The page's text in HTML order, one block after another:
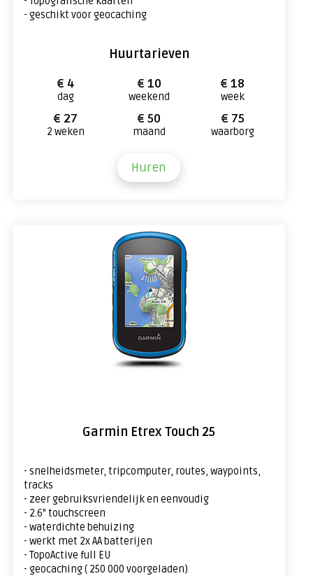
- geschikt voor geocaching
Huurtarieven
€ 4
dag
€ 10
weekend
€ 18
week
€ 27
2 weken
€ 50
maand
€ 75
waarborg
Huren
Garmin Etrex Touch 25
- snelheidsmeter, tripcomputer, routes, waypoints,
tracks
- zeer gebruiksvriendelijk en eenvoudig
- 2.6" touchscreen
- waterdichte behuizing
- werkt met 2x AA batterijen
- TopoActive full EU
- geocaching ( 250 000 voorgeladen)